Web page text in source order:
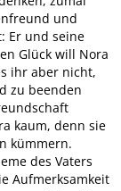
und
Er und seine
Glück will Nora
ihr aber nicht,
zu beenden
kaum, denn sie
kümmern.
des Vaters
Aufmerksamkeit